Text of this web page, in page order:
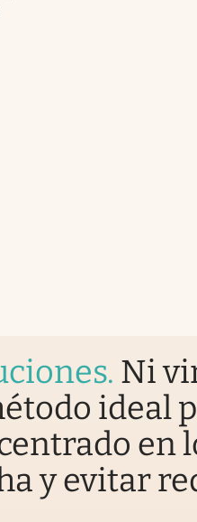
. Ni
ideal
en
y evitar